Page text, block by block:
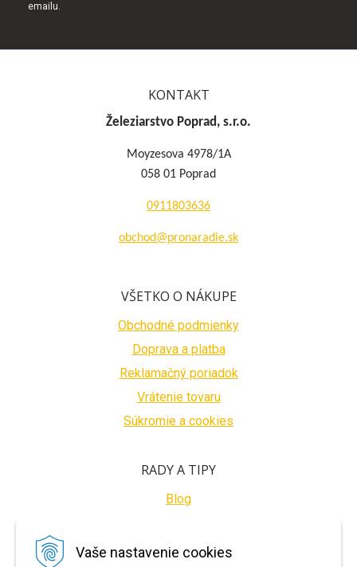
Vaše nastavenie cookies
emailu.
KONTAKT
Železiarstvo Poprad, s.r.o.
Moyzesova 4978/1A
058 01 Poprad
0911803636
obchod@pronaradie.sk
VŠETKO O NÁKUPE
Obchodné podmienky
Doprava a platba
Reklamačný poriadok
Vrátenie tovaru
Súkromie a cookies
RADY A TIPY
Blog
BEZPEČNÉ PLATBY